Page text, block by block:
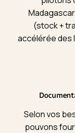
(stock +
accélérée des
Selon vos
pouvons